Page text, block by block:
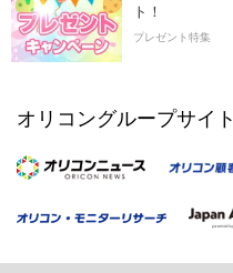
ト！
プレゼント特集
オリコングループサイト